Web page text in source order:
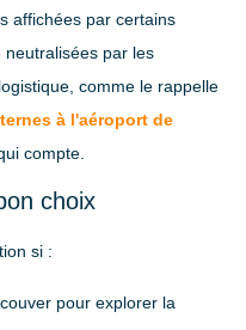
affichées par certains
par les
comme le rappelle
à l'aéroport de
compte.
choix
si :
pour explorer la